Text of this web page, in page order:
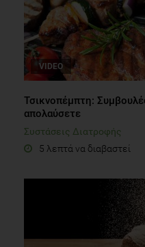
VIDEO
Τσικνοπέμπτη:
απολαύσετε
Συστάσεις Διατροφής
5 λεπτά να διαβαστεί